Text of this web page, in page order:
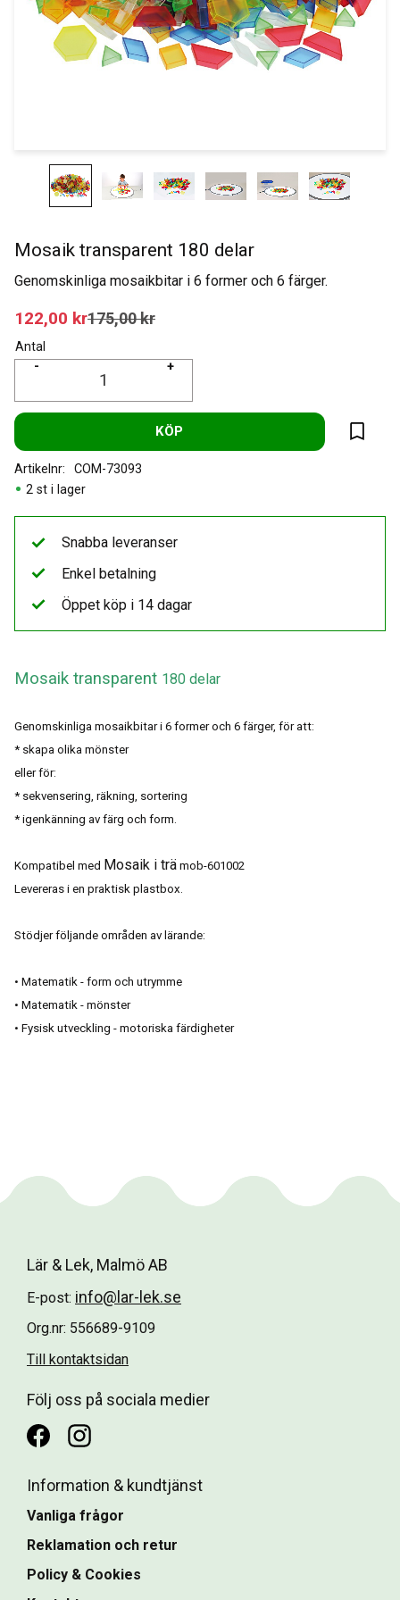
Mosaik transparent 180 delar
Genomskinliga mosaikbitar i 6 former och 6 färger.
Nedsatt pris:
122,00 krOrdinarie pris:
175,00kr
Antal
+
-
KÖP
Lägg
2 st i lager
Artikelnr COM-73093
Mosaik transparent 180 delar
Genomskinliga mosaikbitar i 6 former och 6 färger, för att:
* skapa olika mönster
eller för:
* sekvensering, räkning, sortering
* igenkänning av färg och form.
Kompatibel med Mosaik i trä mob-601002
Levereras i en praktisk plastbox.
Stödjer följande områden av lärande:
• Matematik - form och utrymme
• Matematik - mönster
• Fysisk utveckling - motoriska färdigheter
Snabba leveranser
Enkel betalning
Öppet köp i 14 dagar
Lär & Lek, Malmö AB
E-post: info@lar-lek.se
Org.nr: 556689-9109
Till kontaktsidan
Följ oss på sociala medier
Information & kundtjänst
Vanliga frågor
Reklamation och retur
Policy & Cookies